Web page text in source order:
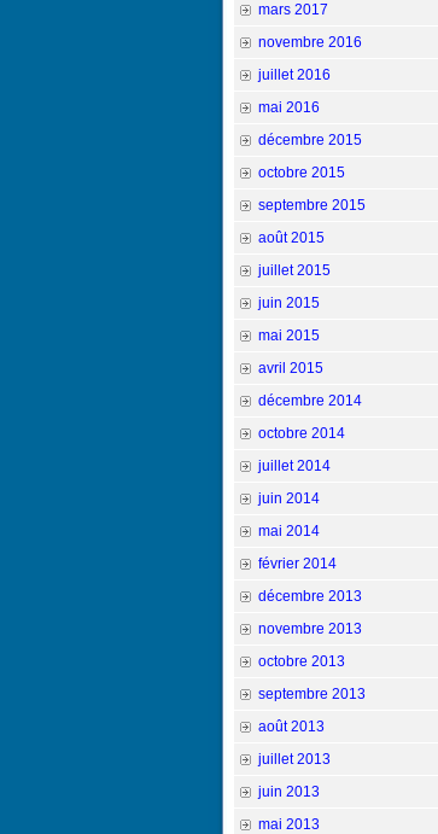
mars 2017
novembre 2016
juillet 2016
mai 2016
décembre 2015
octobre 2015
septembre 2015
août 2015
juillet 2015
juin 2015
mai 2015
avril 2015
décembre 2014
octobre 2014
juillet 2014
juin 2014
mai 2014
février 2014
décembre 2013
novembre 2013
octobre 2013
septembre 2013
août 2013
juillet 2013
juin 2013
mai 2013